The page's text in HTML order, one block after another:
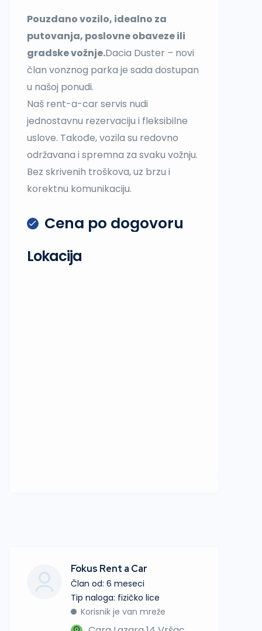
Pouzdano vozilo, idealno za
putovanja, poslovne obaveze ili
gradske vožnje.Dacia Duster – novi
član vonznog parka je sada dostupan
u našoj ponudi.
Naš rent-a-car servis nudi
jednostavnu rezervaciju i fleksibilne
uslove. Takođe, vozila su redovno
održavana i spremna za svaku vožnju.
Bez skrivenih troškova, uz brzu i
korektnu komunikaciju.
Cena po dogovoru
Lokacija
Fokus Rent a Car
Član od: 6 meseci
tip naloga: fizičko lice
Korisnik je van mreže